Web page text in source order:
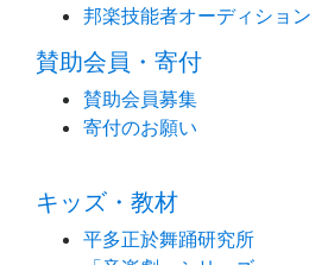
邦楽技能者オーディション
賛助会員・寄付
賛助会員募集
寄付のお願い
キッズ・教材
平多正於舞踊研究所